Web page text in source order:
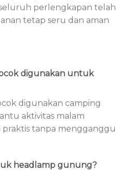
perlengkapan telah
tetap seru dan aman
digunakan untuk
digunakan camping
aktivitas malam
praktis tanpa mengganggu
headlamp gunung?